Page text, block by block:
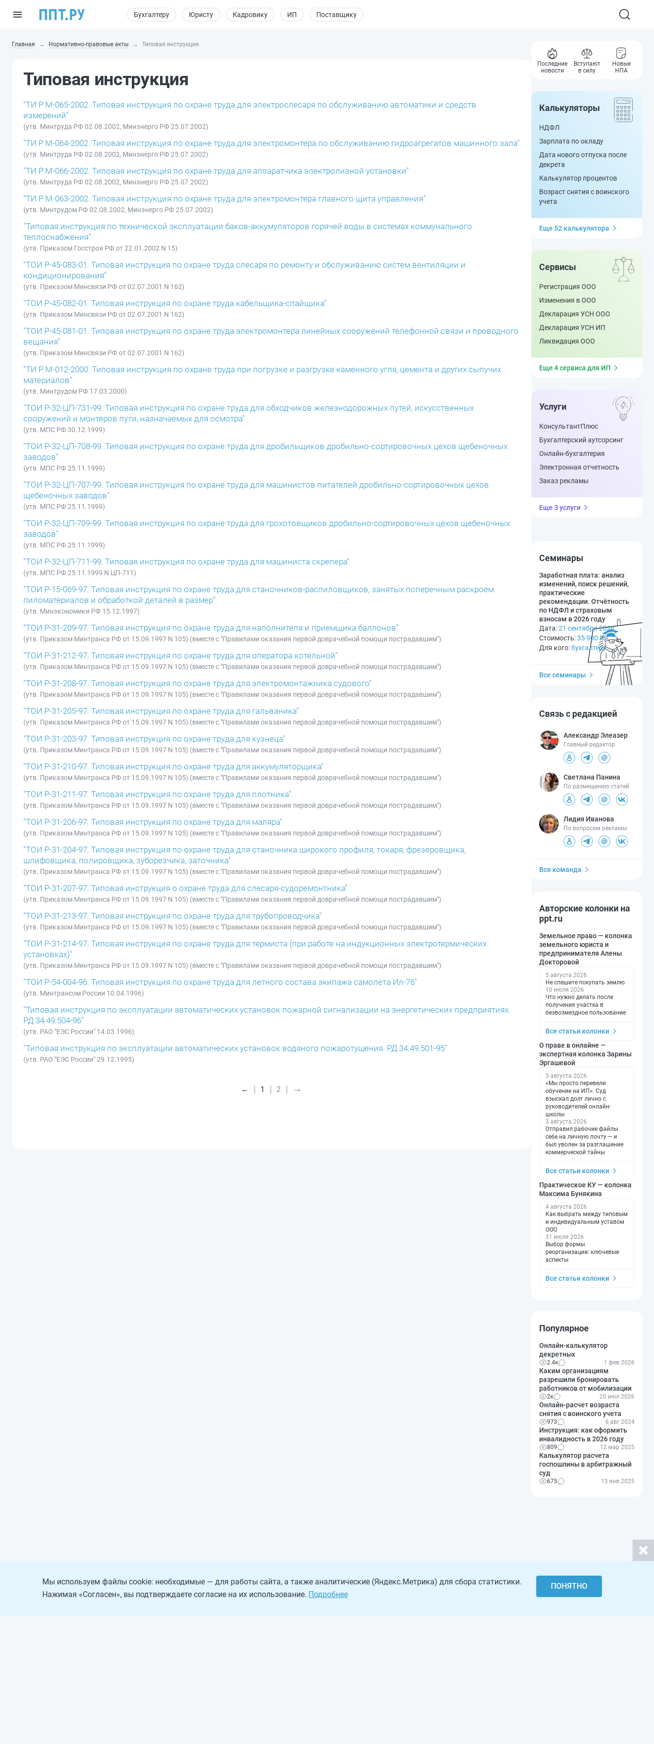
Бухгалтеру Юристу Кадровику ИП Поставщику
Главная Нормативно-правовые акты Типовая инструкция
Типовая инструкция
"ТИ Р М-065-2002. Типовая инструкция по охране труда для электрослесаря по обслуживанию автоматики и средств
измерений"
(утв. Минтруда РФ 02.08.2002, Минэнерго РФ 25.07.2002)
"ТИ Р М-064-2002. Типовая инструкция по охране труда для электромонтера по обслуживанию гидроагрегатов машинного зала"
(утв. Минтруда РФ 02.08.2002, Минэнерго РФ 25.07.2002)
"ТИ Р М-066-2002. Типовая инструкция по охране труда для аппаратчика электролизной установки"
(утв. Минтруда РФ 02.08.2002, Минэнерго РФ 25.07.2002)
"ТИ Р М-063-2002. Типовая инструкция по охране труда для электромонтера главного щита управления"
(утв. Минтрудом РФ 02.08.2002, Минэнерго РФ 25.07.2002)
"Типовая инструкция по технической эксплуатации баков-аккумуляторов горячей воды в системах коммунального
теплоснабжения"
(утв. Приказом Госстроя РФ от 22.01.2002 N 15)
"ТОИ Р-45-083-01. Типовая инструкция по охране труда слесаря по ремонту и обслуживанию систем вентиляции и
кондиционирования"
(утв. Приказом Минсвязи РФ от 02.07.2001 N 162)
"ТОИ Р-45-082-01. Типовая инструкция по охране труда кабельщика-спайщика"
(утв. Приказом Минсвязи РФ от 02.07.2001 N 162)
"ТОИ Р-45-081-01. Типовая инструкция по охране труда электромонтера линейных сооружений телефонной связи и проводного
вещания"
(утв. Приказом Минсвязи РФ от 02.07.2001 N 162)
"ТИ Р М-012-2000. Типовая инструкция по охране труда при погрузке и разгрузке каменного угля, цемента и других сыпучих
материалов"
(утв. Минтрудом РФ 17.03.2000)
"ТОИ Р-32-ЦП-731-99. Типовая инструкция по охране труда для обходчиков железнодорожных путей, искусственных
сооружений и монтеров пути, назначаемых для осмотра"
(утв. МПС РФ 30.12.1999)
"ТОИ Р-32-ЦП-708-99. Типовая инструкция по охране труда для дробильщиков дробильно-сортировочных цехов щебеночных
заводов"
(утв. МПС РФ 25.11.1999)
"ТОИ Р-32-ЦП-707-99. Типовая инструкция по охране труда для машинистов питателей дробильно-сортировочных цехов
щебеночных заводов"
(утв. МПС РФ 25.11.1999)
"ТОИ Р-32-ЦП-709-99. Типовая инструкция по охране труда для грохотовщиков дробильно-сортировочных цехов щебеночных
заводов"
(утв. МПС РФ 25.11.1999)
"ТОИ Р-32-ЦП-711-99. Типовая инструкция по охране труда для машиниста скрепера"
(утв. МПС РФ 25.11.1999 N ЦП-711)
"ТОИ Р-15-069-97. Типовая инструкция по охране труда для станочников-распиловщиков, занятых поперечным раскроем
пиломатериалов и обработкой деталей в размер"
(утв. Минэкономики РФ 15.12.1997)
"ТОИ Р-31-209-97. Типовая инструкция по охране труда для наполнителя и приемщика баллонов"
(утв. Приказом Минтранса РФ от 15.09.1997 N 105) (вместе с "Правилами оказания первой доврачебной помощи пострадавшим")
"ТОИ Р-31-212-97. Типовая инструкция по охране труда для оператора котельной"
(утв. Приказом Минтранса РФ от 15.09.1997 N 105) (вместе с "Правилами оказания первой доврачебной помощи пострадавшим")
"ТОИ Р-31-208-97. Типовая инструкция по охране труда для электромонтажника судового"
(утв. Приказом Минтранса РФ от 15.09.1997 N 105) (вместе с "Правилами оказания первой доврачебной помощи пострадавшим")
"ТОИ Р-31-205-97. Типовая инструкция по охране труда для гальваника"
(утв. Приказом Минтранса РФ от 15.09.1997 N 105) (вместе с "Правилами оказания первой доврачебной помощи пострадавшим")
"ТОИ Р-31-203-97. Типовая инструкция по охране труда для кузнеца"
(утв. Приказом Минтранса РФ от 15.09.1997 N 105) (вместе с "Правилами оказания первой доврачебной помощи пострадавшим")
"ТОИ Р-31-210-97. Типовая инструкция по охране труда для аккумуляторщика"
(утв. Приказом Минтранса РФ от 15.09.1997 N 105) (вместе с "Правилами оказания первой доврачебной помощи пострадавшим")
"ТОИ Р-31-211-97. Типовая инструкция по охране труда для плотника"
(утв. Приказом Минтранса РФ от 15.09.1997 N 105) (вместе с "Правилами оказания первой доврачебной помощи пострадавшим")
"ТОИ Р-31-206-97. Типовая инструкция по охране труда для маляра"
(утв. Приказом Минтранса РФ от 15.09.1997 N 105) (вместе с "Правилами оказания первой доврачебной помощи пострадавшим")
"ТОИ Р-31-204-97. Типовая инструкция по охране труда для станочника широкого профиля, токаря, фрезеровщика,
шлифовщика, полировщика, зуборезчика, заточника"
(утв. Приказом Минтранса РФ от 15.09.1997 N 105) (вместе с "Правилами оказания первой доврачебной помощи пострадавшим")
"ТОИ Р-31-207-97. Типовая инструкция о охране труда для слесаря-судоремонтника"
(утв. Приказом Минтранса РФ от 15.09.1997 N 105) (вместе с "Правилами оказания первой доврачебной помощи пострадавшим")
"ТОИ Р-31-213-97. Типовая инструкция по охране труда для трубопроводчика"
(утв. Приказом Минтранса РФ от 15.09.1997 N 105) (вместе с "Правилами оказания первой доврачебной помощи пострадавшим")
"ТОИ Р-31-214-97. Типовая инструкция по охране труда для термиста (при работе на индукционных электротермических
установках)"
(утв. Приказом Минтранса РФ от 15.09.1997 N 105) (вместе с "Правилами оказания первой доврачебной помощи пострадавшим")
"ТОИ Р-54-004-96. Типовая инструкция по охране труда для летного состава экипажа самолета Ил-76"
(утв. Минтрансом России 10.04.1996)
"Типовая инструкция по эксплуатации автоматических установок пожарной сигнализации на энергетических предприятиях.
РД 34.49.504-96"
(утв. РАО "ЕЭС России" 14.03.1996)
"Типовая инструкция по эксплуатации автоматических установок водяного пожаротушения. РД 34.49.501-95"
(утв. РАО "ЕЭС России" 29.12.1995)
← 1 2 →
Последние
новости
Вступают
в силу
Новые
НПА
Калькуляторы
НДФЛ
Зарплата по окладу
Дата нового отпуска после
декрета
Калькулятор процентов
Возраст снятия с воинского
учета
Еще 52 калькулятора
Сервисы
Регистрация ООО
Изменения в ООО
Декларация УСН ООО
Декларация УСН ИП
Ликвидация ООО
Еще 4 сервиса для ИП
Услуги
КонсультантПлюс
Бухгалтерский аутсорсинг
Онлайн-бухгалтерия
Электронная отчетность
Заказ рекламы
Еще 3 услуги
Семинары
Заработная плата: анализ
изменений, поиск решений,
практические
рекомендации. Отчётность
по НДФЛ и страховым
взносам в 2026 году
Дата:21 сентября 2026
Стоимость:35 900 ₽
Для кого:бухгалтеру
Все семинары
Связь с редакцией
Александр Элеазер
Главный редактор
Светлана Панина
По размещению статей
Лидия Иванова
По вопросам рекламы
Вся команда
Авторские колонки на
ppt.ru
Земельное право — колонка
земельного юриста и
предпринимателя Алены
Докторовой
5 августа 2026
Не спешите покупать землю
10 июля 2026
Что нужно делать после
получения участка в
безвозмездное пользование
Все статьи колонки
О праве в онлайне —
экспертная колонка Зарины
Эргашевой
5 августа 2026
«Мы просто перевели
обучение на ИП». Суд
взыскал долг лично с
руководителей онлайн-
школы
3 августа 2026
Отправил рабочие файлы
себе на личную почту — и
был уволен за разглашение
коммерческой тайны
Все статьи колонки
Практическое КУ — колонка
Максима Бунякина
4 августа 2026
Как выбрать между типовым
и индивидуальным уставом
ООО
31 июля 2026
Выбор формы
реорганизации: ключевые
аспекты
Все статьи колонки
Популярное
Онлайн-калькулятор
декретных
2.4к 1 фев 2026
Каким организациям
разрешили бронировать
работников от мобилизации
2к 20 июл 2026
Онлайн-расчет возраста
снятия с воинского учета
973 6 авг 2024
Инструкция: как оформить
инвалидность в 2026 году
809 12 мар 2025
Калькулятор расчета
госпошлины в арбитражный
суд
675 13 янв 2025
Мы используем файлы cookie: необходимые — для работы сайта, а также аналитические (Яндекс.Метрика) для сбора статистики.
Нажимая «Согласен», вы подтверждаете согласие на их использование. Подробнее
ПОНЯТНО